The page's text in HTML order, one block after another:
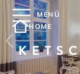
MENÜ
HOME